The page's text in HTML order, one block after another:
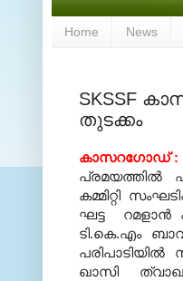
Home News
SKSSF
തുടക്കം
കാസറഗോഡ് :
കമ്മിറ്റി
ഘട്ട റമളാന്‍
ടി.കെ.എം
ഖാസി